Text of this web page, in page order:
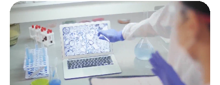
Faili fidio